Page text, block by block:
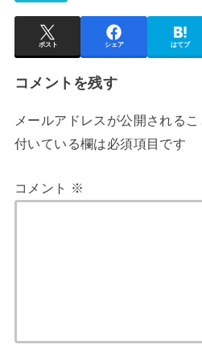
ポスト シェア はてブ
コメントを残す
メールアドレスが公開されるこ
付いている欄は必須項目です
コメント ※